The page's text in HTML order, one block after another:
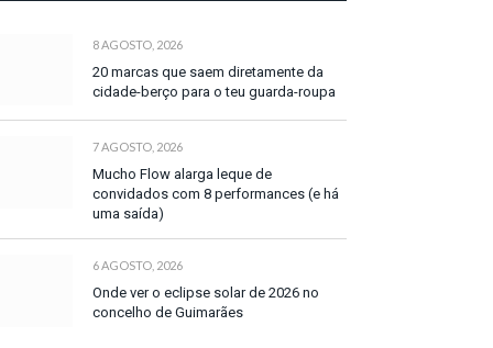
8 AGOSTO, 2026
20 marcas que saem diretamente da
cidade-berço para o teu guarda-roupa
7 AGOSTO, 2026
Mucho Flow alarga leque de
convidados com 8 performances (e há
uma saída)
6 AGOSTO, 2026
Onde ver o eclipse solar de 2026 no
concelho de Guimarães